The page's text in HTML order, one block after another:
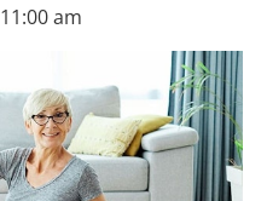
11:00 am